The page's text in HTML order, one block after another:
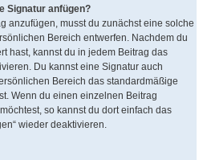
Signatur anfügen?
anzufügen, musst du zunächst eine solche
Bereich entwerfen. Nachdem du
hast, kannst du in jedem Beitrag das
Du kannst eine Signatur auch
Bereich das standardmäßige
Wenn du einen einzelnen Beitrag
so kannst du dort einfach das
wieder deaktivieren.